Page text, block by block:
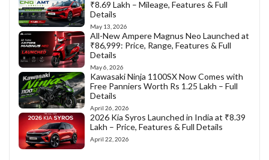
₹8.69 Lakh – Mileage, Features & Full
Details
May 13, 2026
All-New Ampere Magnus Neo Launched at
₹86,999: Price, Range, Features & Full
Details
May 6, 2026
Kawasaki Ninja 1100SX Now Comes with
Free Panniers Worth Rs 1.25 Lakh – Full
Details
April 26, 2026
2026 Kia Syros Launched in India at ₹8.39
Lakh – Price, Features & Full Details
April 22, 2026